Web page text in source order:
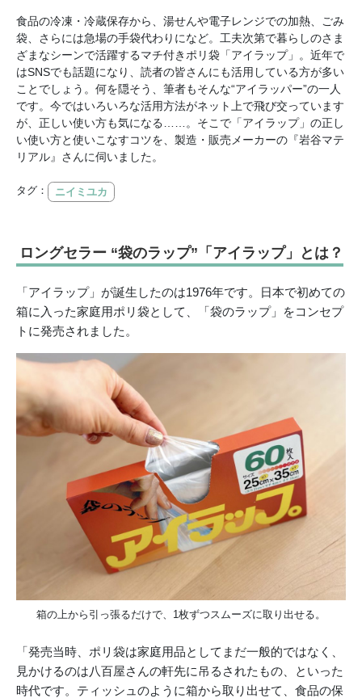
食品の冷凍・冷蔵保存から、湯せんや電子レンジでの加熱、ごみ
袋、さらには急場の手袋代わりになど。工夫次第で暮らしのさま
ざまなシーンで活躍するマチ付きポリ袋「アイラップ」。近年で
はSNSでも話題になり、読者の皆さんにも活用している方が多い
ことでしょう。何を隠そう、筆者もそんな“アイラッパー”の一人
です。今ではいろいろな活用方法がネット上で飛び交っています
が、正しい使い方も気になる……。そこで「アイラップ」の正し
い使い方と使いこなすコツを、製造・販売メーカーの『岩谷マテ
リアル』さんに伺いました。
タグ： ニイミユカ
ロングセラー “袋のラップ”「アイラップ」とは？
「アイラップ」が誕生したのは1976年です。日本で初めての
箱に入った家庭用ポリ袋として、「袋のラップ」をコンセプ
トに発売されました。
箱の上から引っ張るだけで、1枚ずつスムーズに取り出せる。
「発売当時、ポリ袋は家庭用品としてまだ一般的ではなく、
見かけるのは八百屋さんの軒先に吊るされたもの、といった
時代です。ティッシュのように箱から取り出せて、食品の保